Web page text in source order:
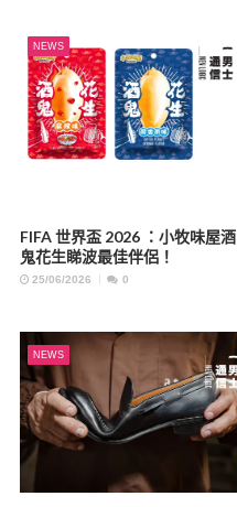
NEWS
FIFA 世界盃 2026 ：小牧味屋酒
鬼花生睇波最佳伴侶！
25/06/2026 0
NEWS